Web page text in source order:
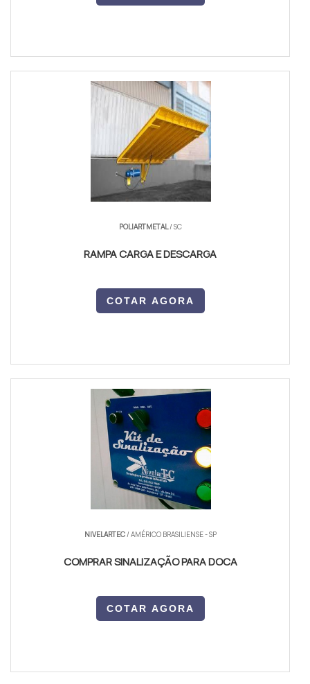
POLIARTMETAL/ SC
RAMPA CARGA E DESCARGA
COTAR AGORA
NIVELARTEC/ AMÉRICO BRASILIENSE - SP
COMPRAR SINALIZAÇÃO PARA DOCA
COTAR AGORA